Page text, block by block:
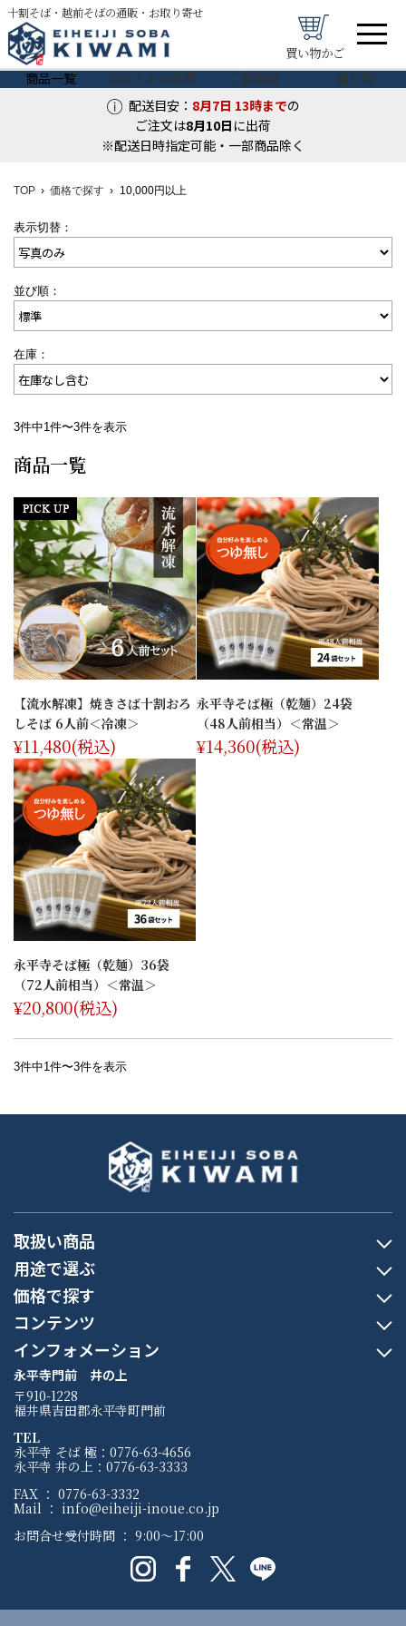
十割そば・越前そばの通販・お取り寄せ
買い物かご
商品一覧 初めてのお客様 ご家庭用
贈り物
配送目安： 8月7日 13時までの
ご注文は8月10日 に出荷
※配送日時指定可能・一部商品除く
TOP 価格で探す 10,000円以上
表示切替：
並び順：
在庫：
3件中1件〜3件を表示
商品一覧
【流水解凍】焼きさば十割おろ
しそば 6人前＜冷凍＞
¥11,480(税込)
永平寺そば極（乾麺）24袋
（48人前相当）＜常温＞
¥14,360(税込)
永平寺そば極（乾麺）36袋
（72人前相当）＜常温＞
¥20,800(税込)
3件中1件〜3件を表示
取扱い商品
用途で選ぶ
価格で探す
コンテンツ
インフォメーション
永平寺門前 井の上
〒910-1228
福井県吉田郡永平寺町門前
TEL
永平寺 そば 極：0776-63-4656
永平寺 井の上：0776-63-3333
FAX ： 0776-63-3332
Mail ： info@eiheiji-inoue.co.jp
お問合せ受付時間 ： 9:00〜17:00